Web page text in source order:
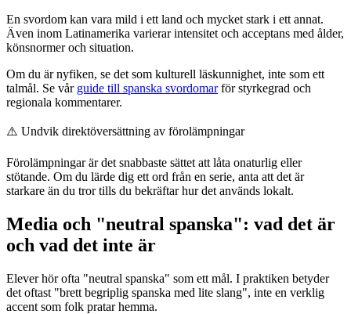
En svordom kan vara mild i ett land och mycket stark i ett annat.
Även inom Latinamerika varierar intensitet och acceptans med ålder,
könsnormer och situation.
Om du är nyfiken, se det som kulturell läskunnighet, inte som ett
talmål. Se vår guide till spanska svordomarför styrkegrad och
regionala kommentarer.
⚠️ Undvik direktöversättning av förolämpningar
Förolämpningar är det snabbaste sättet att låta onaturlig eller
stötande. Om du lärde dig ett ord från en serie, anta att det är
starkare än du tror tills du bekräftar hur det används lokalt.
Media och "neutral spanska": vad det är
och vad det inte är
Elever hör ofta "neutral spanska" som ett mål. I praktiken betyder
det oftast "brett begriplig spanska med lite slang", inte en verklig
accent som folk pratar hemma.